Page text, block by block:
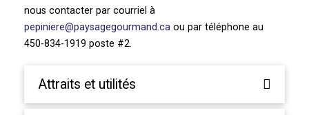
nous contacter par courriel à
pepiniere@paysagegourmand.ca ou par téléphone au
450-834-1919 poste #2.
Attraits et utilités